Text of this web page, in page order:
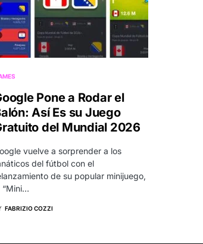
Pone a Rodar el
Así Es su Juego
del Mundial 2026
vuelve a sorprender a los
del fútbol con el
de su popular minijuego,
“Mini…
FABRIZIO COZZI